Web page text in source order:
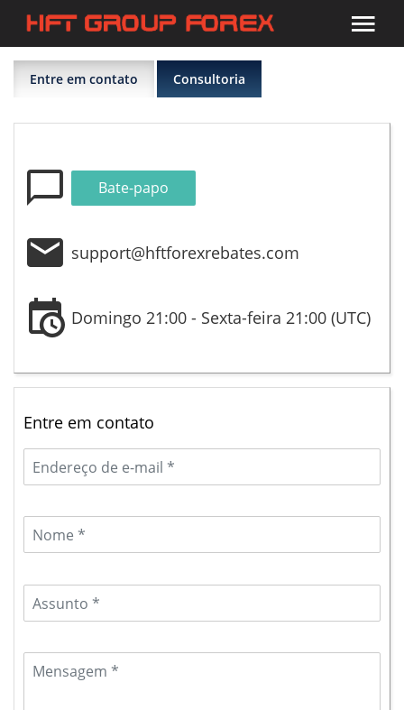
Entre em contato Consultoria
Bate-papo
support@hftforexrebates.com
Domingo 21:00 - Sexta-feira 21:00 (UTC)
Entre em contato